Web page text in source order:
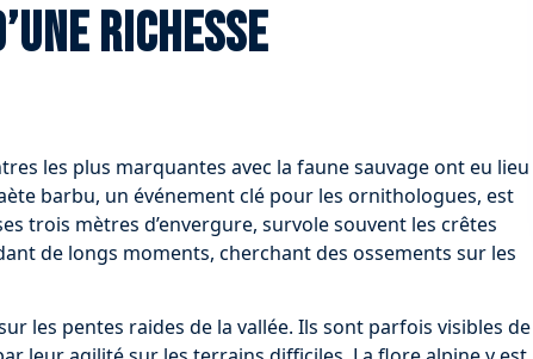
richesse
les plus marquantes avec la faune sauvage ont eu lieu
barbu, un événement clé pour les ornithologues, est
trois mètres d’envergure, survole souvent les crêtes
de longs moments, cherchant des ossements sur les
les pentes raides de la vallée. Ils sont parfois visibles de